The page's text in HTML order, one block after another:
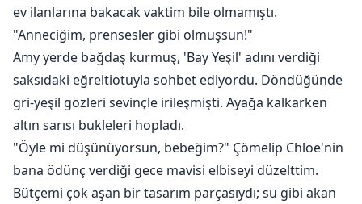
ev ilanlarına bakacak vaktim bile olmamıştı.
"Anneciğim, prensesler gibi olmuşsun!"
Amy yerde bağdaş kurmuş, 'Bay Yeşil' adını verdiği
saksıdaki eğreltiotuyla sohbet ediyordu. Döndüğünde
gri-yeşil gözleri sevinçle irileşmişti. Ayağa kalkarken
altın sarısı bukleleri hopladı.
"Öyle mi düşünüyorsun, bebeğim?" Çömelip Chloe'nin
bana ödünç verdiği gece mavisi elbiseyi düzelttim.
Bütçemi çok aşan bir tasarım parçasıydı; su gibi akan